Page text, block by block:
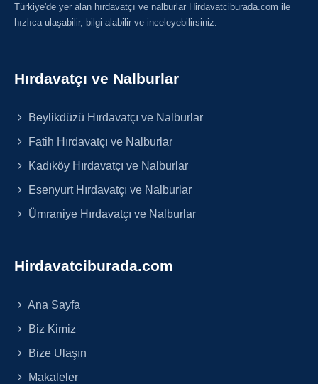
Türkiye'de yer alan hırdavatçı ve nalburlar Hirdavatciburada.com ile
hızlıca ulaşabilir, bilgi alabilir ve inceleyebilirsiniz.
Hırdavatçı ve Nalburlar
Beylikdüzü Hırdavatçı ve Nalburlar
Fatih Hırdavatçı ve Nalburlar
Kadıköy Hırdavatçı ve Nalburlar
Esenyurt Hırdavatçı ve Nalburlar
Ümraniye Hırdavatçı ve Nalburlar
Hirdavatciburada.com
Ana Sayfa
Biz Kimiz
Bize Ulaşın
Makaleler